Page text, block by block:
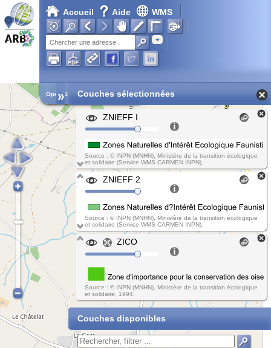
Accueil Aide WMS
Adresse
Open Street Map
» Couches sélectionnées
ZNIEFF I
Source : © INPN (MNHN), Ministère de la transition écologique
et solidaire (Service WMS CARMEN INPN).
ZNIEFF 2
Source : © INPN (MNHN), Ministère de la transition écologique
et solidaire (Service WMS CARMEN INPN).
ZICO
Source : © INPN (MNHN), Ministère de la transition écologique
et solidaire, 1994.
Couches disponibles